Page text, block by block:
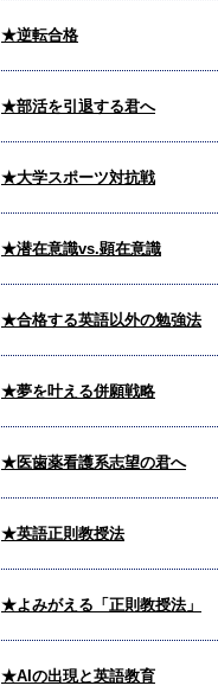
★逆転合格
★部活を引退する君へ
★大学スポーツ対抗戦
★潜在意識vs.顕在意識
★合格する英語以外の勉強法
★夢を叶える併願戦略
★医歯薬看護系志望の君へ
★英語正則教授法
★よみがえる「正則教授法」
★AIの出現と英語教育